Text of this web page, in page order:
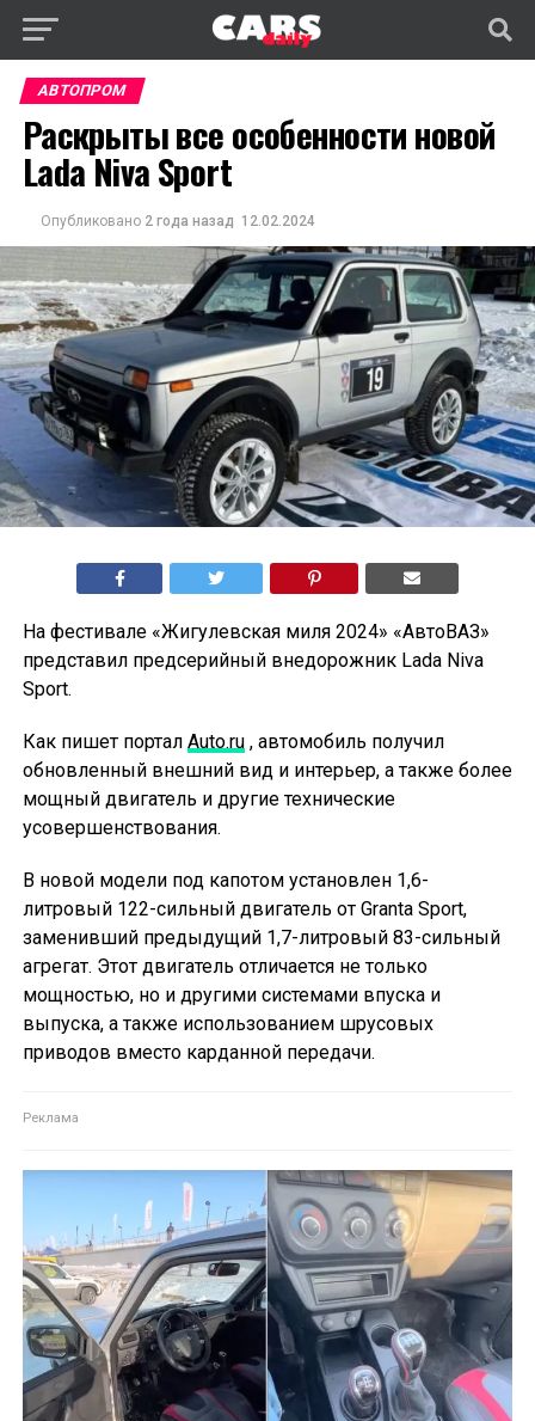
АВТОПРОМ
Раскрыты все особенности новой
Lada Niva Sport
Опубликовано 2 года назад 12.02.2024
На фестивале «Жигулевская миля 2024» «АвтоВАЗ»
представил предсерийный внедорожник Lada Niva
Sport.
Как пишет портал Auto.ru, автомобиль получил
обновленный внешний вид и интерьер, а также более
мощный двигатель и другие технические
усовершенствования.
В новой модели под капотом установлен 1,6-
литровый 122-сильный двигатель от Granta Sport,
заменивший предыдущий 1,7-литровый 83-сильный
агрегат. Этот двигатель отличается не только
мощностью, но и другими системами впуска и
выпуска, а также использованием шрусовых
приводов вместо карданной передачи.